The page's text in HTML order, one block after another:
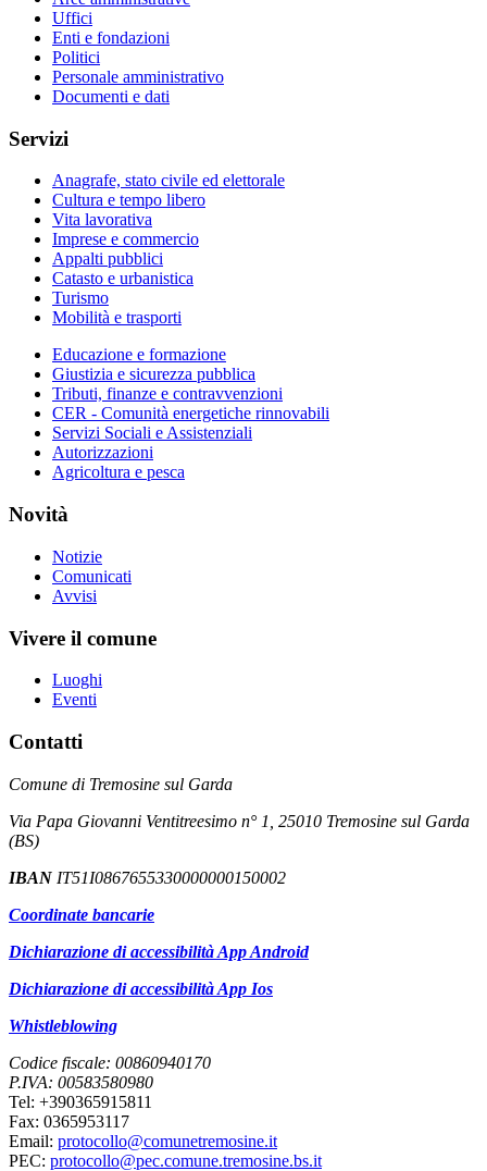
Uffici
Enti e fondazioni
Politici
Personale amministrativo
Documenti e dati
Servizi
Anagrafe, stato civile ed elettorale
Cultura e tempo libero
Vita lavorativa
Imprese e commercio
Appalti pubblici
Catasto e urbanistica
Turismo
Mobilità e trasporti
Educazione e formazione
Giustizia e sicurezza pubblica
Tributi, finanze e contravvenzioni
CER - Comunità energetiche rinnovabili
Servizi Sociali e Assistenziali
Autorizzazioni
Agricoltura e pesca
Novità
Notizie
Comunicati
Avvisi
Vivere il comune
Luoghi
Eventi
Contatti
Comune di Tremosine sul Garda
Via Papa Giovanni Ventitreesimo n° 1, 25010 Tremosine sul Garda
(BS)
IBAN IT51I0867655330000000150002
Coordinate bancarie
Dichiarazione di accessibilità App Android
Dichiarazione di accessibilità App Ios
Whistleblowing
Codice fiscale: 00860940170
P.IVA: 00583580980
Tel: +390365915811
Fax: 0365953117
Email: protocollo@comunetremosine.it
PEC: protocollo@pec.comune.tremosine.bs.it